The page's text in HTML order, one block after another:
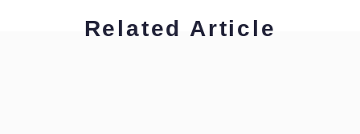
Related Article